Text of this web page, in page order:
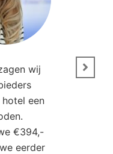
wij
een
€394,-
eerder